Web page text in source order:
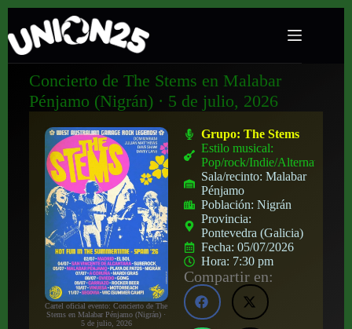
Concierto de The Stems en Malabar
Pénjamo (Nigrán) · 5 de julio, 2026
Cartel oficial evento: Concierto de The
Stems en Malabar Pénjamo (Nigrán) ·
5 de julio, 2026
Grupo:The Stems
Estilo musical:
Pop/rock/Indie/Alternativo
Sala/recinto:Malabar
Pénjamo
Población:Nigrán
Provincia:
Pontevedra (Galicia)
Fecha:05/07/2026
Hora: 7:30 pm
Compartir en: